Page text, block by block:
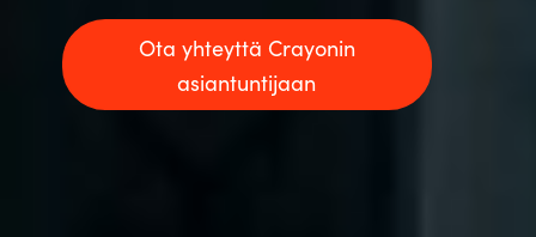
Ota yhteyttä Crayonin
asiantuntijaan